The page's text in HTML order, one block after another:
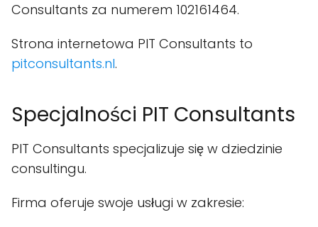
Consultants za numerem 102161464.
Strona internetowa PIT Consultants to
pitconsultants.nl.
Specjalności PIT Consultants
PIT Consultants specjalizuje się w dziedzinie
consultingu.
Firma oferuje swoje usługi w zakresie: